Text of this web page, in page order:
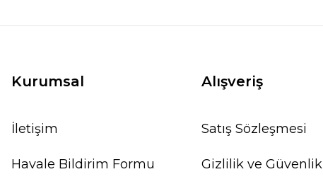
Kurumsal
İletişim
Havale Bildirim Formu
Alışveriş
Satış Sözleşmesi
Gizlilik ve Güvenlik